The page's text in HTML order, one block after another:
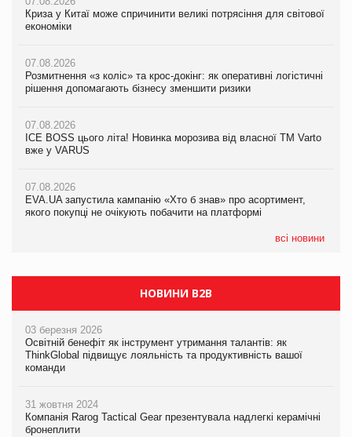
Криза у Китаї може спричинити великі потрясіння для світової
економіки
07.08.2026
Розмитнення «з коліс» та крос-докінг: як оперативні логістичні
рішення допомагають бізнесу зменшити ризики
07.08.2026
ICE BOSS цього літа! Новинка морозива від власної ТМ Varto
вже у VARUS
07.08.2026
EVA.UA запустила кампанію «Хто б знав» про асортимент,
якого покупці не очікують побачити на платформі
всі новини
07.08.2026
ICE BOSS цього літа! Новинка морозива від власної ТМ Varto
07.08.2026
EVA.UA запустила кампанію «Хто б знав» про асортимент,
06.08.2026
Смачна новинка для хвостатих: у VARUS з’явилися паучі
05.08.2026
Мережа супермаркетів VARUS купує мережу магазинів
Криза у Китаї може спричинити великі потрясіння для світової
економіки
07.08.2026
Kraft Heinz скоротила збиток у першому півріччі
Продажі Hugo Boss впали на 9%
НОВИНИ B2B
03 березня 2026
Освітній бенефіт як інструмент утримання талантів: як
ThinkGlobal підвищує лояльність та продуктивність вашої
команди
31 жовтня 2024
Компанія Rarog Tactical Gear презентувала надлегкі керамічні
бронеплити